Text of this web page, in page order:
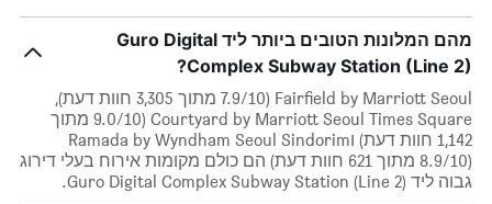
מהם המלונות הטובים ביותר ליד Guro Digital
Complex Subway Station (Line 2)?
Fairfield by Marriott Seoul (7.9/10 מתוך 3,305 חוות דעת),
Courtyard by Marriott Seoul Times Square (9.0/10 מתוך
1,142 חוות דעת) וRamada by Wyndham Seoul Sindorim
(8.9/10 מתוך 621 חוות דעת) הם כולם מקומות אירוח בעלי דירוג
גבוה ליד Guro Digital Complex Subway Station (Line 2).